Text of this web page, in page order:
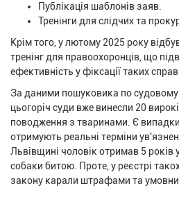
Публікація шаблонів заяв.
Тренінги для слідчих та
Крім того, у лютому 2025 року
тренінг для правоохоронців, що
ефективність у фіксації таких справ.
За даними пошуковика по судовому
цьогоріч суди вже винесли 20
поводження з тваринами. Є
отримують реальні терміни
Львівщині чоловік отримав 5 років
собаки битою. Проте, у реєстрі
закону карали штрафами та